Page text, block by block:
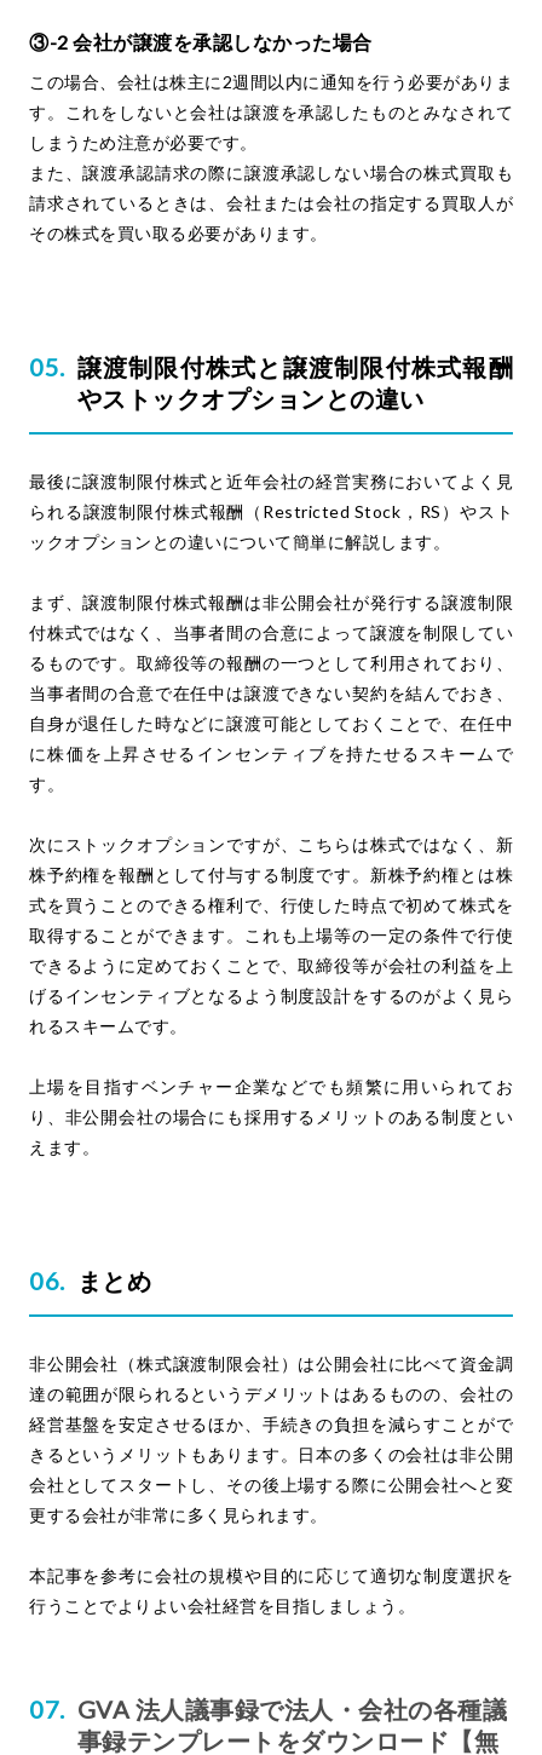
③-2 会社が譲渡を承認しなかった場合
この場合、会社は株主に2週間以内に通知を行う必要がありま
す。これをしないと会社は譲渡を承認したものとみなされて
しまうため注意が必要です。
また、譲渡承認請求の際に譲渡承認しない場合の株式買取も
請求されているときは、会社または会社の指定する買取人が
その株式を買い取る必要があります。
譲渡制限付株式と譲渡制限付株式報酬
やストックオプションとの違い
最後に譲渡制限付株式と近年会社の経営実務においてよく見
られる譲渡制限付株式報酬（Restricted Stock，RS）やスト
ックオプションとの違いについて簡単に解説します。
まず、譲渡制限付株式報酬は非公開会社が発行する譲渡制限
付株式ではなく、当事者間の合意によって譲渡を制限してい
るものです。取締役等の報酬の一つとして利用されており、
当事者間の合意で在任中は譲渡できない契約を結んでおき、
自身が退任した時などに譲渡可能としておくことで、在任中
に株価を上昇させるインセンティブを持たせるスキームで
す。
次にストックオプションですが、こちらは株式ではなく、新
株予約権を報酬として付与する制度です。新株予約権とは株
式を買うことのできる権利で、行使した時点で初めて株式を
取得することができます。これも上場等の一定の条件で行使
できるように定めておくことで、取締役等が会社の利益を上
げるインセンティブとなるよう制度設計をするのがよく見ら
れるスキームです。
上場を目指すベンチャー企業などでも頻繁に用いられてお
り、非公開会社の場合にも採用するメリットのある制度とい
えます。
まとめ
非公開会社（株式譲渡制限会社）は公開会社に比べて資金調
達の範囲が限られるというデメリットはあるものの、会社の
経営基盤を安定させるほか、手続きの負担を減らすことがで
きるというメリットもあります。日本の多くの会社は非公開
会社としてスタートし、その後上場する際に公開会社へと変
更する会社が非常に多く見られます。
本記事を参考に会社の規模や目的に応じて適切な制度選択を
行うことでよりよい会社経営を目指しましょう。
GVA 法人議事録で法人・会社の各種議
事録テンプレートをダウンロード【無